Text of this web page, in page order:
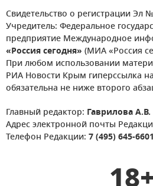
Свидетельство о регистрации Эл
Учредитель: Федеральное
предприятие Международное
«Россия сегодня» (МИА «Россия
При любом использовании
РИА Новости Крым гиперссылка
обязательна не ниже второго
Главный редактор: Гаврилова А.В.
Адрес электронной почты
Телефон Редакции: 7 (495) 645-6601